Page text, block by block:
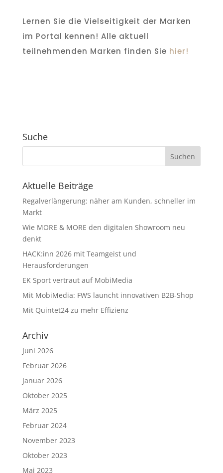
Lernen Sie die Vielseitigkeit der Marken
im Portal kennen! Alle aktuell
teilnehmenden Marken finden Sie hier!
Suche
Aktuelle Beiträge
Regalverlängerung: näher am Kunden, schneller im
Markt
Wie MORE & MORE den digitalen Showroom neu
denkt
HACK:inn 2026 mit Teamgeist und
Herausforderungen
EK Sport vertraut auf MobiMedia
Mit MobiMedia: FWS launcht innovativen B2B-Shop
Mit Quintet24 zu mehr Effizienz
Archiv
Juni 2026
Februar 2026
Januar 2026
Oktober 2025
März 2025
Februar 2024
November 2023
Oktober 2023
Mai 2023